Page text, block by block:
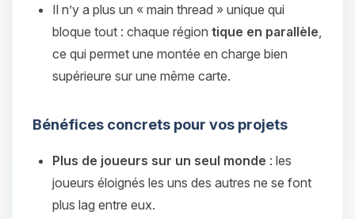
Il n’y a plus un « main thread » unique qui
bloque tout : chaque région tique en parallèle
ce qui permet une montée en charge bien
supérieure sur une même carte.
Bénéfices concrets pour vos projets
Plus de joueurs sur un seul monde : les
joueurs éloignés les uns des autres ne se font
plus lag entre eux.